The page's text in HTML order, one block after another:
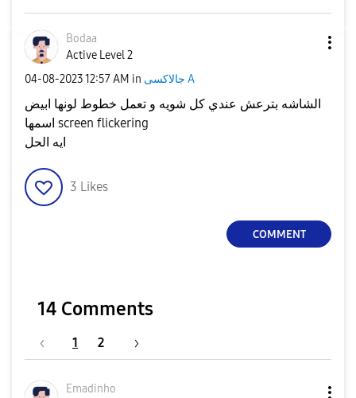
Bodaa
Active Level 2
‎04-08-202312:57 AM in جالاكسى A
الشاشه بترعش عندي كل شويه و تعمل خطوط لونها ابيض
اسمها screen flickering
ايه الحل
3 Likes
COMMENT
14 Comments
1 2
Emadinho